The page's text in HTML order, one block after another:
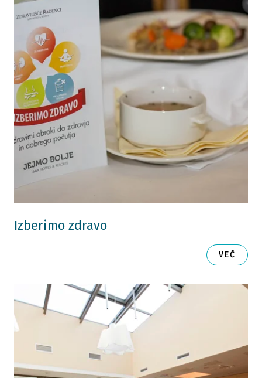
Izberimo zdravo
VEČ